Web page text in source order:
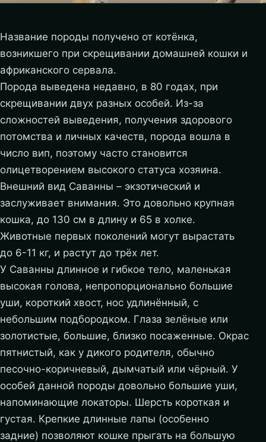
Название породы получено от котёнка,
возникшего при скрещивании домашней кошки и
африканского сервала.
Порода выведена недавно, в 80 годах, при
скрещивании двух разных особей. Из-за
сложностей выведения, получения здорового
потомства и личных качеств, порода вошла в
число вип, поэтому часто становится
олицетворением высокого статуса хозяина.
Внешний вид Саванны – экзотический и
заслуживает внимания. Это довольно крупная
кошка, до 130 см в длину и 65 в холке.
Животные первых поколений могут вырастать
до 6-11 кг, и растут до трёх лет.
У Саванны длинное и гибкое тело, маленькая
высокая голова, непропорционально большие
уши, короткий хвост, нос удлинённый, с
небольшим подбородком. Глаза зелёные или
золотистые, большие, близко посаженные. Окрас
пятнистый, как у дикого родителя, обычно
песочно-коричневый, дымчатый или чёрный. У
особей данной породы довольно большие уши,
напоминающие локаторы. Шерсть короткая и
густая. Крепкие длинные лапы (особенно
задние) позволяют кошке прыгать на большую